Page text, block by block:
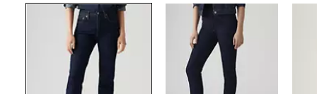
étoiles.